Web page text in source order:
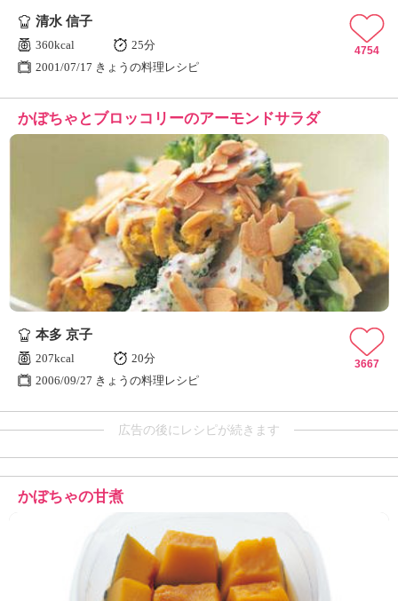
清水 信子
360kcal
25分
2001/07/17 きょうの料理レシピ
4754
かぼちゃとブロッコリーのアーモンドサラダ
本多 京子
207kcal
20分
2006/09/27 きょうの料理レシピ
3667
広告の後にレシピが続きます
かぼちゃの甘煮